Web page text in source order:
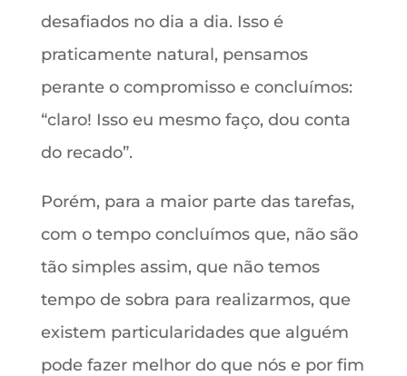
desafiados no dia a dia. Isso é
praticamente natural, pensamos
perante o compromisso e concluímos:
“claro! Isso eu mesmo faço, dou conta
do recado”.
Porém, para a maior parte das tarefas,
com o tempo concluímos que, não são
tão simples assim, que não temos
tempo de sobra para realizarmos, que
existem particularidades que alguém
pode fazer melhor do que nós e por fim